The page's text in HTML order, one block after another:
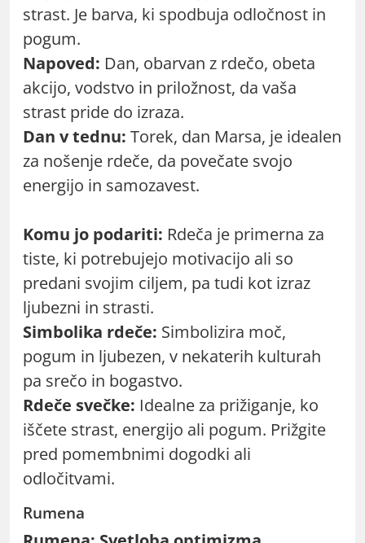
strast. Je barva, ki spodbuja odločnost in
pogum.
Napoved: Dan, obarvan z rdečo, obeta
akcijo, vodstvo in priložnost, da vaša
strast pride do izraza.
Dan v tednu: Torek, dan Marsa, je idealen
za nošenje rdeče, da povečate svojo
energijo in samozavest.
Komu jo podariti: Rdeča je primerna za
tiste, ki potrebujejo motivacijo ali so
predani svojim ciljem, pa tudi kot izraz
ljubezni in strasti.
Simbolika rdeče: Simbolizira moč,
pogum in ljubezen, v nekaterih kulturah
pa srečo in bogastvo.
Rdeče svečke: Idealne za prižiganje, ko
iščete strast, energijo ali pogum. Prižgite
pred pomembnimi dogodki ali
odločitvami.
Rumena